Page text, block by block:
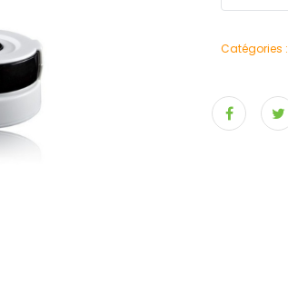
Catégories :